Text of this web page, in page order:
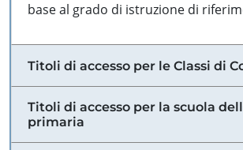
base al grado di istruzione di
Titoli di accesso per le Classi di
Titoli di accesso per la scuola
primaria